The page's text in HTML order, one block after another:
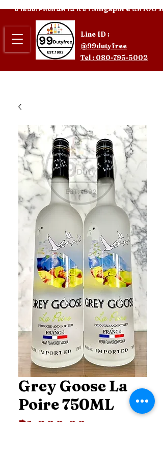
Line ID :
@99dutyfree
Tel : 080-795-5002
ขายปลีก-ส่งสินค้านำเข้า Singapore แท้ 100%
Grey Goose La
Poire 750ML
฿1,200.00